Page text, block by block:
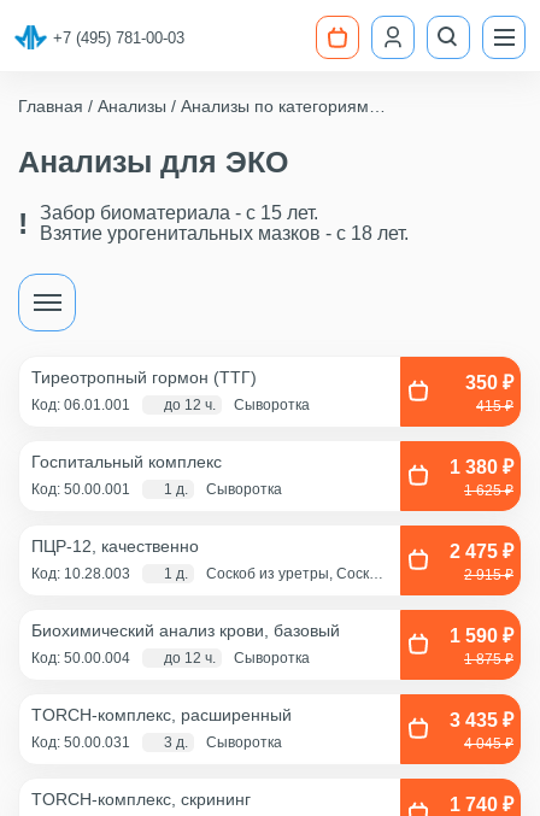
+7 (495) 781-00-03
Главная Анализы
Анализы по категориям
Анализы для ЭКО
Забор биоматериала - c 15 лет.
Взятие урогенитальных мазков - с 18 лет.
Тиреотропный гормон (ТТГ)
Код: 06.01.001 до 12 ч. Сыворотка
350 ₽
415 ₽
Госпитальный комплекс
Код: 50.00.001 1 д. Сыворотка
1 380 ₽
1 625 ₽
ПЦР-12, качественно
Код: 10.28.003 1 д.
Соскоб из уретры, Соскоб
канал+влагалище),
2 475 ₽
2 915 ₽
Биохимический анализ крови, базовый
Код: 50.00.004 до 12 ч. Сыворотка
1 590 ₽
1 875 ₽
TORCH-комплекс, расширенный
Код: 50.00.031 3 д. Сыворотка
3 435 ₽
4 045 ₽
TORCH-комплекс, скрининг 1 740 ₽